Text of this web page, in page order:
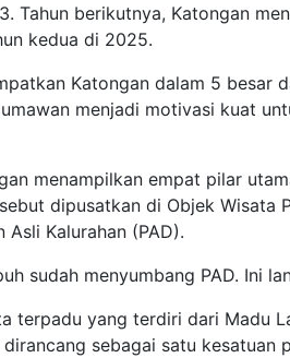
Tahun berikutnya, Katongan
kedua di 2025.
Katongan dalam 5 besar
menjadi motivasi kuat
menampilkan empat pilar
dipusatkan di Objek Wisata
Kalurahan (PAD).
sudah menyumbang PAD. Ini
terpadu yang terdiri dari Madu
dirancang sebagai satu kesatuan